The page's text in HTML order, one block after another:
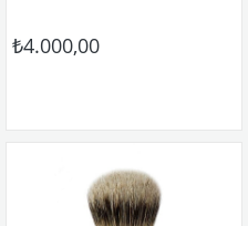
₺4.000,00